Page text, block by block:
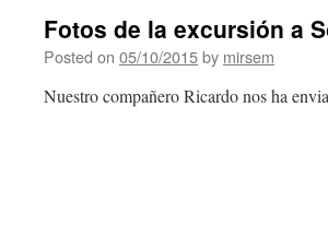
Fotos de la excursión a
Posted on 05/10/2015by mirsem
Nuestro compañero Ricardo nos ha